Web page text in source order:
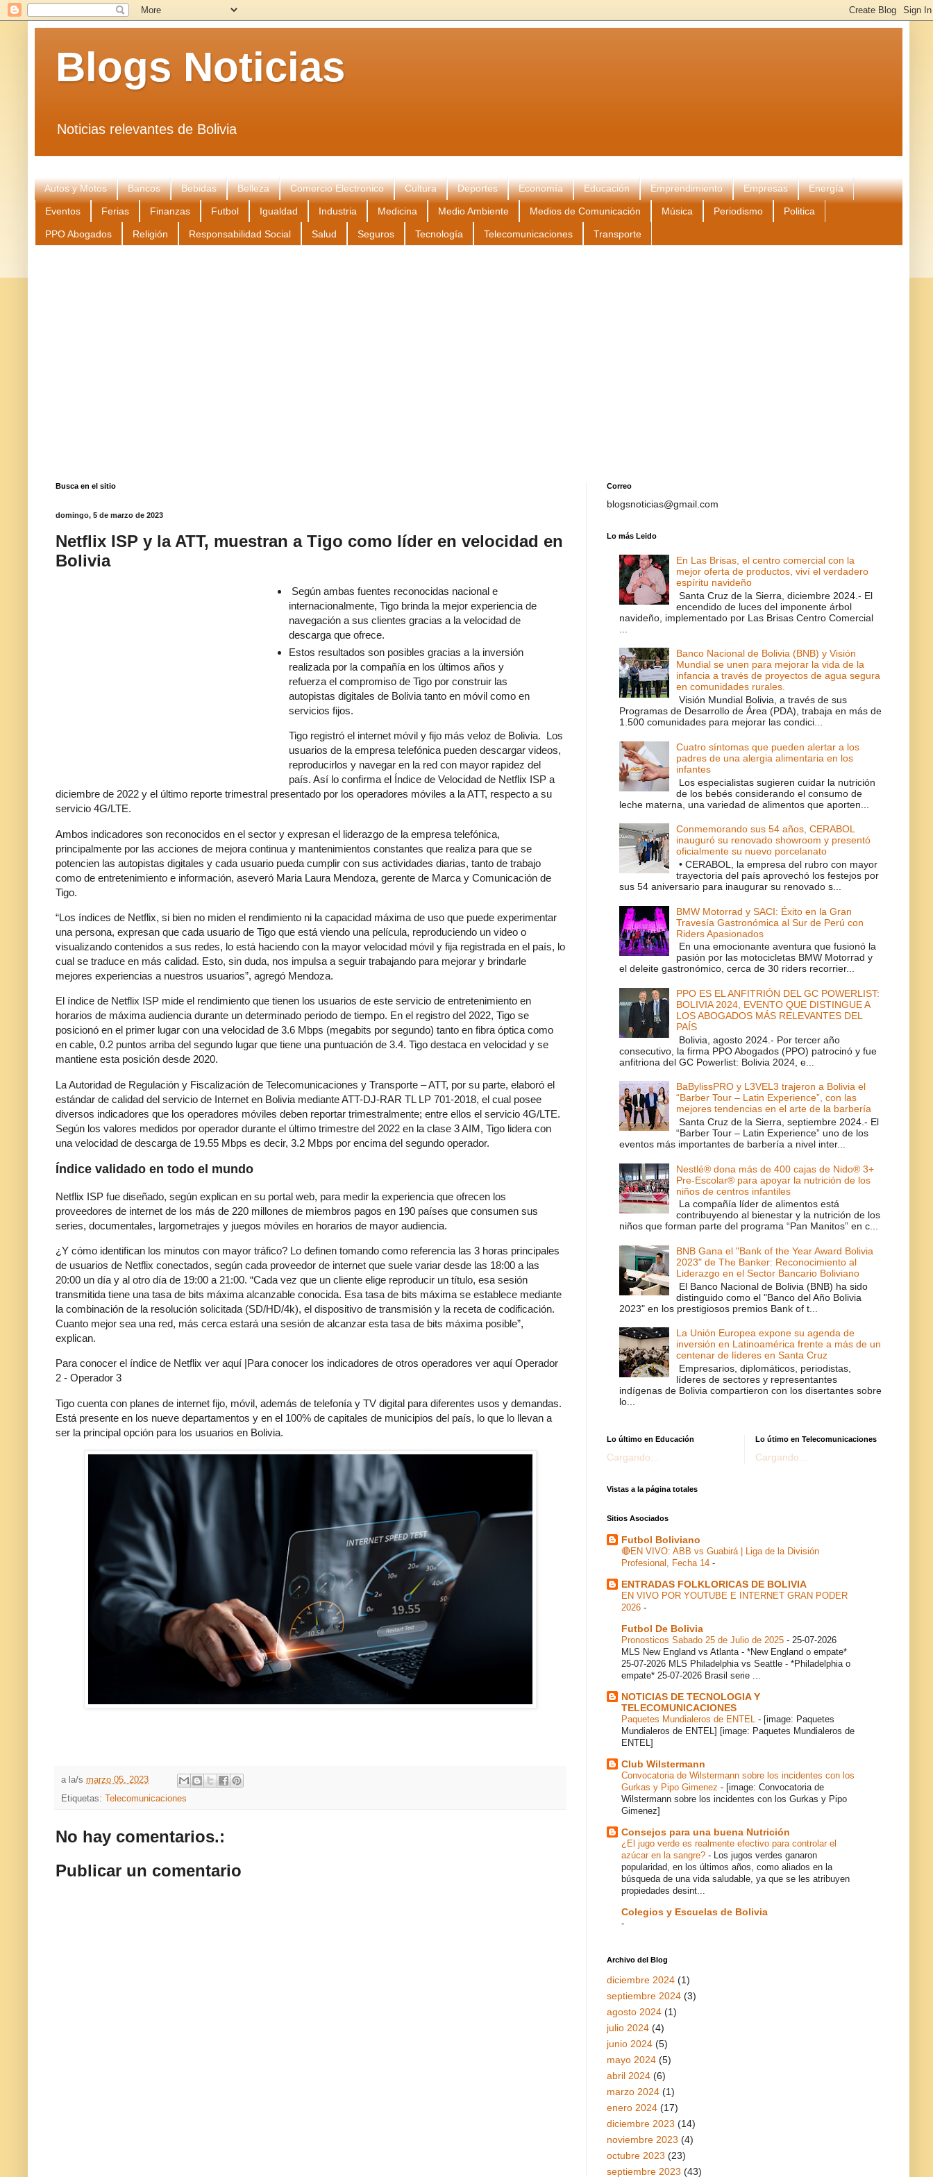
Blogs Noticias
Noticias relevantes de Bolivia
Autos y Motos Bancos Bebidas Belleza Comercio Electronico Cultura Deportes Economía Educación Emprendimiento Empresas Energía
Eventos Ferias Finanzas Futbol Igualdad Industria Medicina Medio Ambiente Medios de Comunicación Música Periodismo Politica
PPO Abogados Religión Responsabilidad Social Salud Seguros Tecnología Telecomunicaciones Transporte
Busca en el sitio
domingo, 5 de marzo de 2023
Netflix ISP y la ATT, muestran a Tigo como líder en velocidad en
Bolivia
Según ambas fuentes reconocidas nacional e
internacionalmente, Tigo brinda la mejor experiencia de
navegación a sus clientes gracias a la velocidad de
descarga que ofrece.
Estos resultados son posibles gracias a la inversión
realizada por la compañía en los últimos años y
refuerza el compromiso de Tigo por construir las
autopistas digitales de Bolivia tanto en móvil como en
servicios fijos.
Tigo registró el internet móvil y fijo más veloz de Bolivia. Los
usuarios de la empresa telefónica pueden descargar videos,
reproducirlos y navegar en la red con mayor rapidez del
país. Así lo confirma el Índice de Velocidad de Netflix ISP a
diciembre de 2022 y el último reporte trimestral presentado por los operadores móviles a la ATT, respecto a su
servicio 4G/LTE.
Ambos indicadores son reconocidos en el sector y expresan el liderazgo de la empresa telefónica,
principalmente por las acciones de mejora continua y mantenimientos constantes que realiza para que se
potencien las autopistas digitales y cada usuario pueda cumplir con sus actividades diarias, tanto de trabajo
como de entretenimiento e información, aseveró Maria Laura Mendoza, gerente de Marca y Comunicación de
Tigo.
“Los índices de Netflix, si bien no miden el rendimiento ni la capacidad máxima de uso que puede experimentar
una persona, expresan que cada usuario de Tigo que está viendo una película, reproduciendo un video o
visualizando contenidos a sus redes, lo está haciendo con la mayor velocidad móvil y fija registrada en el país, lo
cual se traduce en más calidad. Esto, sin duda, nos impulsa a seguir trabajando para mejorar y brindarle
mejores experiencias a nuestros usuarios”, agregó Mendoza.
El índice de Netflix ISP mide el rendimiento que tienen los usuarios de este servicio de entretenimiento en
horarios de máxima audiencia durante un determinado periodo de tiempo. En el registro del 2022, Tigo se
posicionó en el primer lugar con una velocidad de 3.6 Mbps (megabits por segundo) tanto en fibra óptica como
en cable, 0.2 puntos arriba del segundo lugar que tiene una puntuación de 3.4. Tigo destaca en velocidad y se
mantiene esta posición desde 2020.
La Autoridad de Regulación y Fiscalización de Telecomunicaciones y Transporte – ATT, por su parte, elaboró el
estándar de calidad del servicio de Internet en Bolivia mediante ATT-DJ-RAR TL LP 701-2018, el cual posee
diversos indicadores que los operadores móviles deben reportar trimestralmente; entre ellos el servicio 4G/LTE.
Según los valores medidos por operador durante el último trimestre del 2022 en la clase 3 AIM, Tigo lidera con
una velocidad de descarga de 19.55 Mbps es decir, 3.2 Mbps por encima del segundo operador.
Índice validado en todo el mundo
Netflix ISP fue diseñado, según explican en su portal web, para medir la experiencia que ofrecen los
proveedores de internet de los más de 220 millones de miembros pagos en 190 países que consumen sus
series, documentales, largometrajes y juegos móviles en horarios de mayor audiencia.
¿Y cómo identifican los minutos con mayor tráfico? Lo definen tomando como referencia las 3 horas principales
de usuarios de Netflix conectados, según cada proveedor de internet que suele variar desde las 18:00 a las
20:00 un día y al otro día de 19:00 a 21:00. “Cada vez que un cliente elige reproducir un título, esa sesión
transmitida tiene una tasa de bits máxima alcanzable conocida. Esa tasa de bits máxima se establece mediante
la combinación de la resolución solicitada (SD/HD/4k), el dispositivo de transmisión y la receta de codificación.
Cuanto mejor sea una red, más cerca estará una sesión de alcanzar esta tasa de bits máxima posible”,
explican.
Para conocer el índice de Netflix ver aquí |Para conocer los indicadores de otros operadores ver aquí Operador
2 - Operador 3
Tigo cuenta con planes de internet fijo, móvil, además de telefonía y TV digital para diferentes usos y demandas.
Está presente en los nueve departamentos y en el 100% de capitales de municipios del país, lo que lo llevan a
ser la principal opción para los usuarios en Bolivia.
a la/s marzo 05, 2023
Etiquetas: Telecomunicaciones
No hay comentarios.:
Publicar un comentario
Correo
blogsnoticias@gmail.com
Lo más Leido
En Las Brisas, el centro comercial con la
mejor oferta de productos, viví el verdadero
espíritu navideño
Santa Cruz de la Sierra, diciembre 2024.- El
encendido de luces del imponente árbol
navideño, implementado por Las Brisas Centro Comercial
Banco Nacional de Bolivia (BNB) y Visión
Mundial se unen para mejorar la vida de la
infancia a través de proyectos de agua segura
en comunidades rurales.
Visión Mundial Bolivia, a través de sus
Programas de Desarrollo de Área (PDA), trabaja en más de
1.500 comunidades para mejorar las condici...
Cuatro síntomas que pueden alertar a los
padres de una alergia alimentaria en los
infantes
Los especialistas sugieren cuidar la nutrición
de los bebés considerando el consumo de
leche materna, una variedad de alimentos que aporten...
Conmemorando sus 54 años, CERABOL
inauguró su renovado showroom y presentó
oficialmente su nuevo porcelanato
• CERABOL, la empresa del rubro con mayor
trayectoria del país aprovechó los festejos por
sus 54 aniversario para inaugurar su renovado s...
BMW Motorrad y SACI: Éxito en la Gran
Travesía Gastronómica al Sur de Perú con
Riders Apasionados
En una emocionante aventura que fusionó la
pasión por las motocicletas BMW Motorrad y
el deleite gastronómico, cerca de 30 riders recorrier...
PPO ES EL ANFITRIÓN DEL GC POWERLIST:
BOLIVIA 2024, EVENTO QUE DISTINGUE A
LOS ABOGADOS MÁS RELEVANTES DEL
PAÍS
Bolivia, agosto 2024.- Por tercer año
consecutivo, la firma PPO Abogados (PPO) patrocinó y fue
anfitriona del GC Powerlist: Bolivia 2024, e...
BaBylissPRO y L3VEL3 trajeron a Bolivia el
“Barber Tour – Latin Experience”, con las
mejores tendencias en el arte de la barbería
Santa Cruz de la Sierra, septiembre 2024.- El
“Barber Tour – Latin Experience” uno de los
eventos más importantes de barbería a nivel inter...
Nestlé® dona más de 400 cajas de Nido® 3+
Pre-Escolar® para apoyar la nutrición de los
niños de centros infantiles
La compañía líder de alimentos está
contribuyendo al bienestar y la nutrición de los
niños que forman parte del programa “Pan Manitos” en c...
BNB Gana el "Bank of the Year Award Bolivia
2023" de The Banker: Reconocimiento al
Liderazgo en el Sector Bancario Boliviano
El Banco Nacional de Bolivia (BNB) ha sido
distinguido como el "Banco del Año Bolivia
2023" en los prestigiosos premios Bank of t...
La Unión Europea expone su agenda de
inversión en Latinoamérica frente a más de un
centenar de líderes en Santa Cruz
Empresarios, diplomáticos, periodistas,
líderes de sectores y representantes
indígenas de Bolivia compartieron con los disertantes sobre
lo...
Lo último en Educación
Cargando...
Lo útimo en Telecomunicaciones
Cargando...
Vistas a la página totales
Sitios Asociados
Futbol Boliviano
🔴EN VIVO: ABB vs Guabirá | Liga de la División
Profesional, Fecha 14 -
ENTRADAS FOLKLORICAS DE BOLIVIA
EN VIVO POR YOUTUBE E INTERNET GRAN PODER
2026 -
Futbol De Bolivia
Pronosticos Sabado 25 de Julio de 2025 - 25-07-2026
MLS New England vs Atlanta - *New England o empate*
25-07-2026 MLS Philadelphia vs Seattle - *Philadelphia o
empate* 25-07-2026 Brasil serie ...
NOTICIAS DE TECNOLOGIA Y
TELECOMUNICACIONES
Paquetes Mundialeros de ENTEL - [image: Paquetes
Mundialeros de ENTEL] [image: Paquetes Mundialeros de
ENTEL]
Club Wilstermann
Convocatoria de Wilstermann sobre los incidentes con los
Gurkas y Pipo Gimenez - [image: Convocatoria de
Wilstermann sobre los incidentes con los Gurkas y Pipo
Gimenez]
Consejos para una buena Nutrición
¿El jugo verde es realmente efectivo para controlar el
azúcar en la sangre? - Los jugos verdes ganaron
popularidad, en los últimos años, como aliados en la
búsqueda de una vida saludable, ya que se les atribuyen
propiedades desint...
Colegios y Escuelas de Bolivia
-
Archivo del Blog
diciembre 2024 (1)
septiembre 2024 (3)
agosto 2024 (1)
julio 2024 (4)
junio 2024 (5)
mayo 2024 (5)
abril 2024 (6)
marzo 2024 (1)
enero 2024 (17)
diciembre 2023 (14)
noviembre 2023 (4)
octubre 2023 (23)
septiembre 2023 (43)